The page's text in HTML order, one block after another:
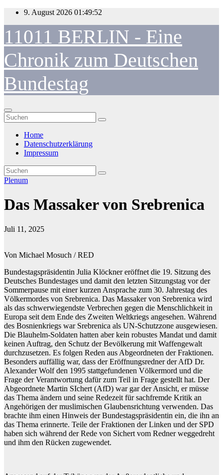
Zum
springen
9. August 2026 01:49:52
11011 BERLIN - Eine
Chronik zum Deutschen
Bundestag
Home
Datenschutzerklärung
Impressum
Plenum
Das Massaker von Srebrenica
Juli 11, 2025
Von Michael Mosuch / RED
Bundestagspräsidentin Julia Klöckner eröffnet die 19. Sitzung des
Deutsches Bundestages und damit den letzten Sitzungstag vor der
Sommerpause mit einer kurzen Ansprache zum 30. Jahrestag des
Völkermordes von Srebrenica. Das Massaker von Srebrenica wird
als das schwerwiegendste Verbrechen gegen die Menschlichkeit in
Europa seit dem Ende des Zweiten Weltkriegs angesehen. Während
des Bosnienkriegs war Srebrenica als UN-Schutzzone ausgewiesen.
Die Blauhelm-Soldaten hatten aber kein robustes Mandat und damit
keinen Auftrag, den Schutz der Bevölkerung mit Waffengewalt
durchzusetzen. Es folgen Reden aus Abgeordneten der Fraktionen.
Besonders auffällig war, dass der Eröffnungsredner der AfD Dr.
Alexander Wolf den 1995 stattgefundenen Völkermord und die
Frage der Verantwortung dafür zum Teil in Frage gestellt hat. Der
Abgeordnete Martin SIchert (AfD) war gar der Ansicht, er müsse
das Thema ändern und seine Redezeit für sachfremde Kritik an
Angehörigen der muslimischen Glaubensrichtung verwenden. Das
brachte ihm einen Hinweis der Bundestagspräsidentin ein, die ihn an
das Thema erinnerte. Teile der Fraktionen der Linken und der SPD
haben sich während der Rede von Sichert vom Redner weggedreht
und ihm den Rücken zugewendet.